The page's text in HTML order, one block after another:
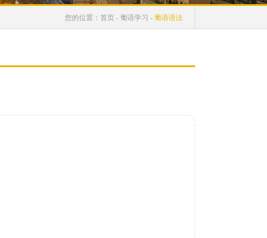
您的位置： 首页 - 葡语学习 - 葡语语法